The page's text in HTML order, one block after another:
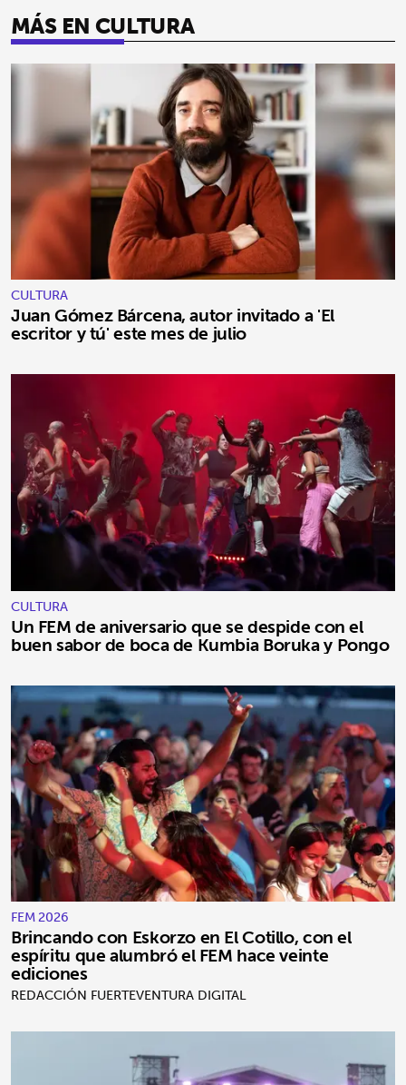
MÁS EN CULTURA
CULTURA
Juan Gómez Bárcena, autor invitado a 'El
escritor y tú' este mes de julio
CULTURA
Un FEM de aniversario que se despide con el
buen sabor de boca de Kumbia Boruka y Pongo
FEM 2026
Brincando con Eskorzo en El Cotillo, con el
espíritu que alumbró el FEM hace veinte
ediciones
REDACCIÓN FUERTEVENTURA DIGITAL